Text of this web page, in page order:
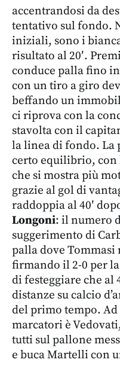
accentrandosi da
tentativo sul fondo.
iniziali, sono i
risultato al 20′.
conduce palla fino
con un tiro a giro
beffando un
ci riprova con la
stavolta con il
la linea di fondo. La
certo equilibrio,
che si mostra più
grazie al gol di
raddoppia al 40′
Longoni: il numero
suggerimento di
palla dove
firmando il 2-0 per
di festeggiare che al
distanze su calcio
del primo tempo.
marcatori è
tutti sul pallone
e buca Martelli con